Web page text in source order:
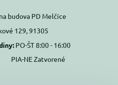
budova PD Melčice
129, 91305
PO-ŠT 8:00 - 16:00
Zatvorené